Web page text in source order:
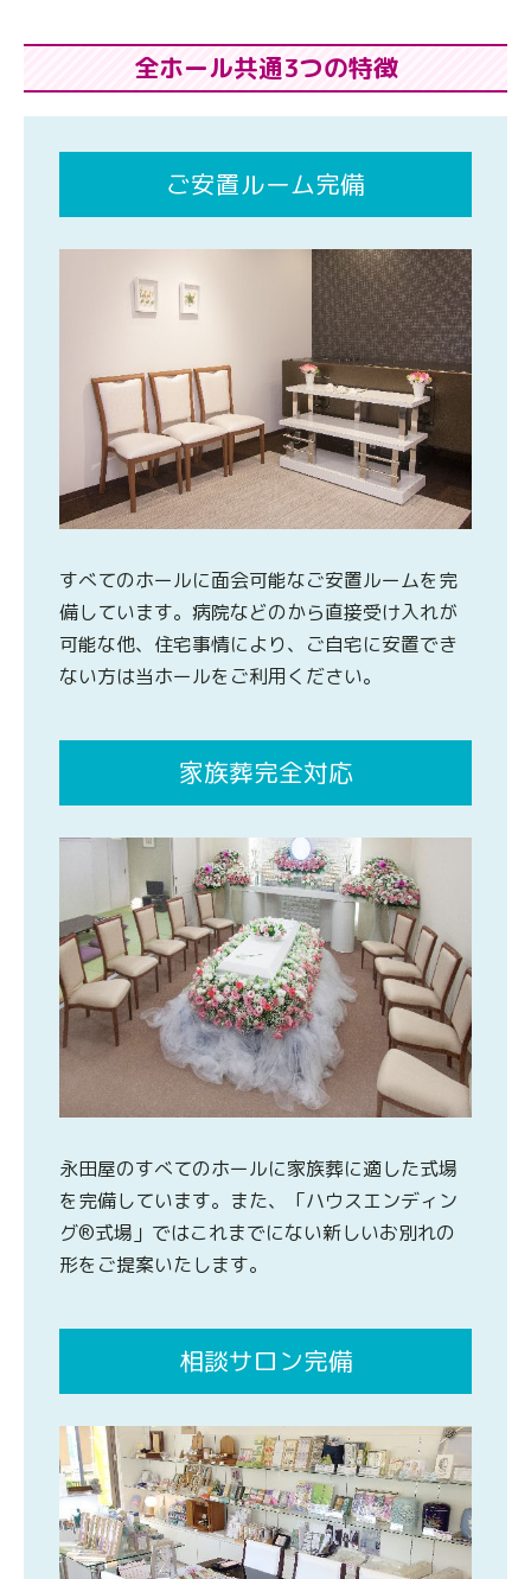
全ホール共通3つの特徴
ご安置ルーム完備
すべてのホールに面会可能なご安置ルームを完
備しています。病院などのから直接受け入れが
可能な他、住宅事情により、ご自宅に安置でき
ない方は当ホールをご利用ください。
家族葬完全対応
永田屋のすべてのホールに家族葬に適した式場
を完備しています。また、「ハウスエンディン
グ®式場」ではこれまでにない新しいお別れの
形をご提案いたします。
相談サロン完備